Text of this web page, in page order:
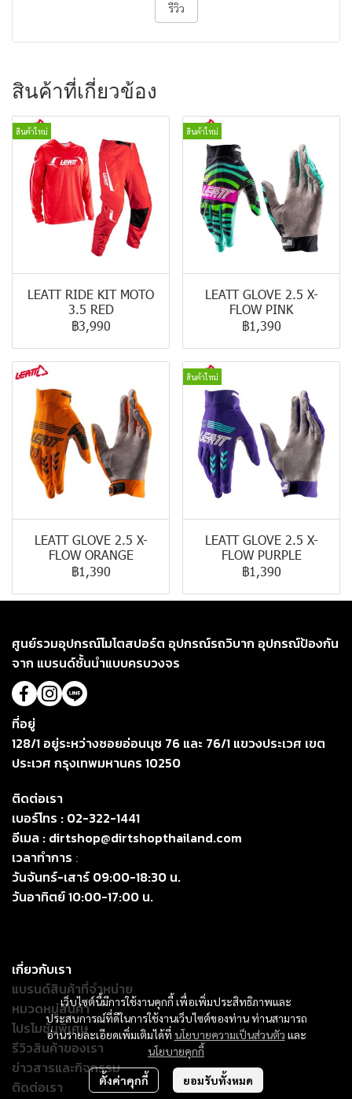
รีวิว
สินค้าที่เกี่ยวข้อง
สินค้าใหม่
LEATT RIDE KIT MOTO
3.5 RED
฿3,990
สินค้าใหม่
LEATT GLOVE 2.5 X-
FLOW PINK
฿1,390
LEATT GLOVE 2.5 X-
FLOW ORANGE
฿1,390
สินค้าใหม่
LEATT GLOVE 2.5 X-
FLOW PURPLE
฿1,390
เว็บไซต์นี้มีการใช้งานคุกกี้ เพื่อเพิ่มประสิทธิภาพและ
ประสบการณ์ที่ดีในการใช้งานเว็บไซต์ของท่าน ท่านสามารถ
อ่านรายละเอียดเพิ่มเติมได้ที่ นโยบายความเป็นส่วนตัว และ
นโยบายคุกกี้
ตั้งค่าคุกกี้ ยอมรับทั้งหมด
ศูนย์รวมอุปกรณ์โมโตสปอร์ต อุปกรณ์รถวิบาก อุปกรณ์ป้องกัน
จาก แบรนด์ชั้นนำแบบครบวงจร
ที่อยู่
128/1 อยู่ระหว่างซอยอ่อนนุช 76 และ 76/1 แขวงประเวศ เขต
ประเวศ กรุงเทพมหานคร 10250
ติดต่อเรา
เบอร์โทร : 02-322-1441
อีเมล : dirtshop@dirtshopthailand.com
เวลาทำการ :
วันจันทร์-เสาร์ 09:00-18:30 น.
วันอาทิตย์ 10:00-17:00 น.
เกี่ยวกับเรา
แบรนด์สินค้าที่จำหน่าย
หมวดหมู่สินค้า
โปรโมชั่นพิเศษ
รีวิวสินค้าของเรา
ข่าวสารและกิจกรรม
ติดต่อเรา